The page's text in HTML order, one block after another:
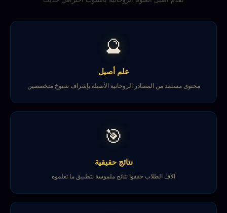
🔮
علم أصيل
محتوى مستمد من المصادر الروحانية الأصيلة بإشراف شيوخ متخصصين
🎯
نتائج حقيقية
آلاف الطلاب حققوا نتائج ملموسة بتطبيق ما تعلموه